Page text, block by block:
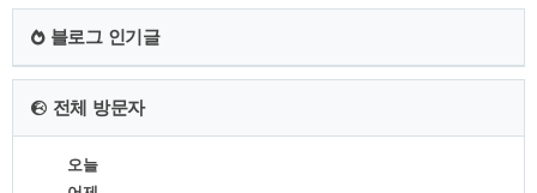
블로그 인기글
전체 방문자
오늘